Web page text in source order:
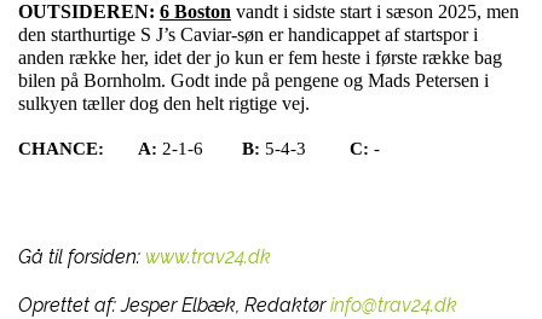
OUTSIDEREN: 6 Boston vandt i sidste start i sæson 2025, men
den starthurtige S J’s Caviar-søn er handicappet af startspor i
anden række her, idet der jo kun er fem heste i første række bag
bilen på Bornholm. Godt inde på pengene og Mads Petersen i
sulkyen tæller dog den helt rigtige vej.
CHANCE: A: 2-1-6 B: 5-4-3 C: -
Gå til forsiden: www.trav24.dk
Oprettet af:Jesper Elbæk, Redaktør info@trav24.dk